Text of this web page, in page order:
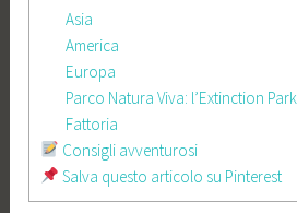
Asia
America
Europa
Parco Natura Viva: l’Extinction Park
Fattoria
Consigli avventurosi
Salva questo articolo su Pinterest